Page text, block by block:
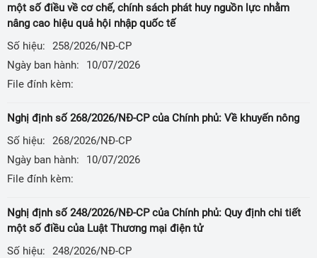
một số điều về cơ chế, chính sách phát huy nguồn lực nhằm
nâng cao hiệu quả hội nhập quốc tế
Số hiệu:
258/2026/NÐ-CP
Ngày ban hành:
10/07/2026
File đính kèm:
Nghị định số 268/2026/NĐ-CP của Chính phủ: Về khuyến nông
Số hiệu:
268/2026/NĐ-CP
Ngày ban hành:
10/07/2026
File đính kèm:
Nghị định số 248/2026/NĐ-CP của Chính phủ: Quy định chi tiết
một số điều của Luật Thương mại điện tử
Số hiệu:
248/2026/NĐ-CP